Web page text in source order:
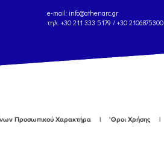
e-mail: info@athenarc.gr
τηλ. +30 211 333 5179 / +30 2106875300
Προσωπικού Χαρακτήρα 'Οροι Χρήσης